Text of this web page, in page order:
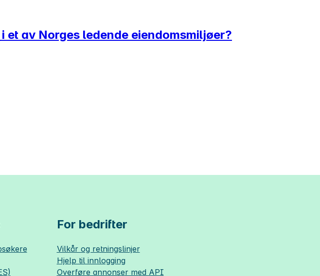
av Norges ledende eiendomsmiljøer?
For bedrifter
Vilkår og retningslinjer
Hjelp til innlogging
Overføre annonser med API